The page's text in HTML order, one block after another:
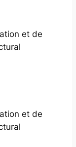
et de
et de